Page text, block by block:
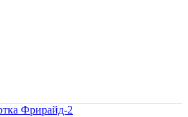
Фрирайд-2